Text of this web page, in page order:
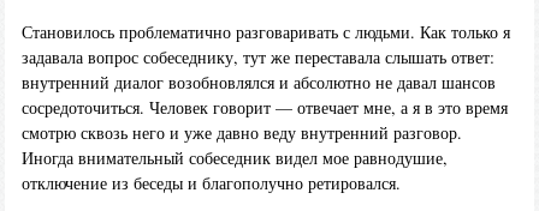
Становилось проблематично разговаривать с людьми. Как только я
задавала вопрос собеседнику, тут же переставала слышать ответ:
внутренний диалог возобновлялся и абсолютно не давал шансов
сосредоточиться. Человек говорит — отвечает мне, а я в это время
смотрю сквозь него и уже давно веду внутренний разговор.
Иногда внимательный собеседник видел мое равнодушие,
отключение из беседы и благополучно ретировался.